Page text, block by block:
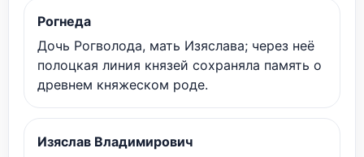
Рогнеда
Дочь Рогволода, мать Изяслава; через неё
полоцкая линия князей сохраняла память о
древнем княжеском роде.
Изяслав Владимирович